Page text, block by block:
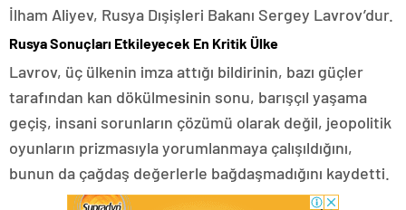
İlham Aliyev, Rusya Dışişleri Bakanı Sergey Lavrov’dur.
Rusya Sonuçları Etkileyecek En Kritik Ülke
Lavrov, üç ülkenin imza attığı bildirinin, bazı güçler
tarafından kan dökülmesinin sonu, barışçıl yaşama
geçiş, insani sorunların çözümü olarak değil, jeopolitik
oyunların prizmasıyla yorumlanmaya çalışıldığını,
bunun da çağdaş değerlerle bağdaşmadığını kaydetti.